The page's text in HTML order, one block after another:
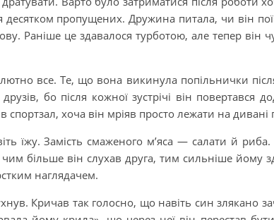
десятком пропущених. Дружина питала, чи він
Раніше це здавалося турботою, але тепер він
все. Те, що вона викинула попільнички
бо після кожної зустрічі він повертався
хоча він мріяв просто лежати на дивані
їжу. Замість смаженого м’яса — салати й
більше він слухав друга, тим сильніше йому
наглядачем.
Кричав так голосно, що навіть син злякано